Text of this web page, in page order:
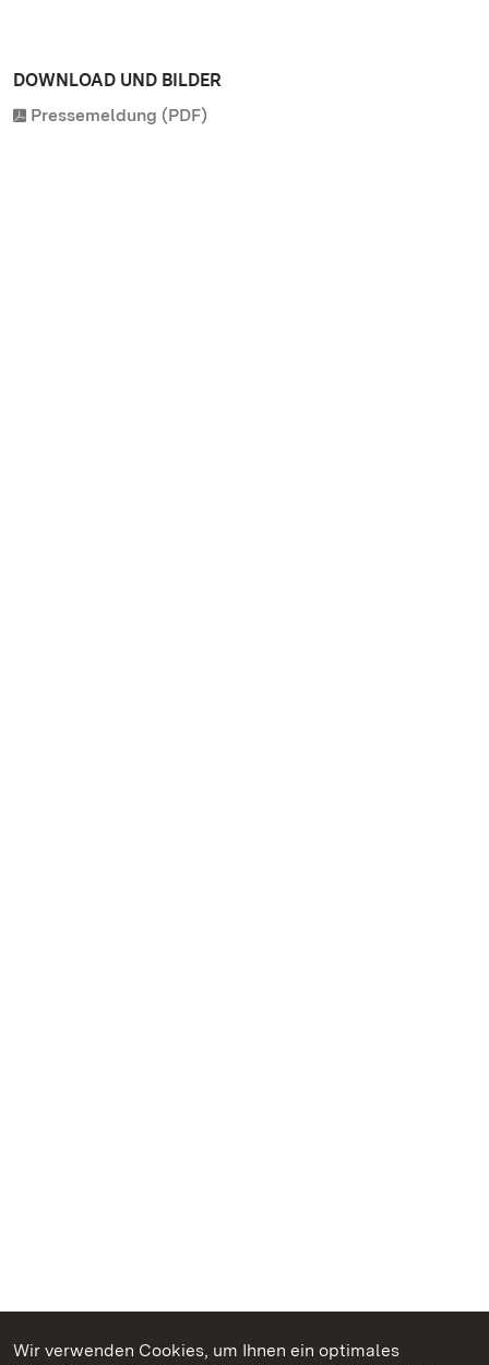
Wir verwenden Cookies, um Ihnen ein optimales
DOWNLOAD UND BILDER
Pressemeldung (PDF)